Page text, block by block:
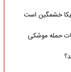
خشمگین است
حمله موشکی